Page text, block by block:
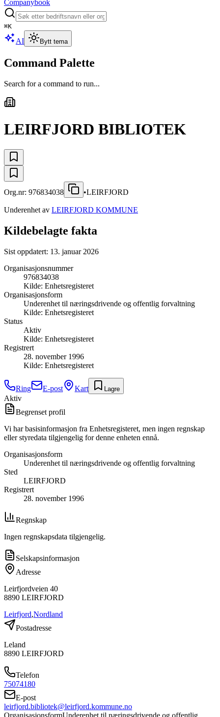
Companybook
⌘K
AI Bytt tema
Command Palette
Search for a command to run...
LEIRFJORD BIBLIOTEK
Org.nr: 976834038 •LEIRFJORD
Underenhet av LEIRFJORD KOMMUNE
Kildebelagte fakta
Sist oppdatert: 13. januar 2026
Organisasjonsnummer
976834038
Kilde: Enhetsregisteret
Organisasjonsform
Underenhet til næringsdrivende og offentlig forvaltning
Kilde: Enhetsregisteret
Status
Aktiv
Kilde: Enhetsregisteret
Registrert
28. november 1996
Kilde: Enhetsregisteret
Ring E-post Kart Lagre
Aktiv
Begrenset profil
Vi har basisinformasjon fra Enhetsregisteret, men ingen regnskap
eller styredata tilgjengelig for denne enheten ennå.
Organisasjonsform
Underenhet til næringsdrivende og offentlig forvaltning
Sted
LEIRFJORD
Registrert
28. november 1996
Regnskap
Ingen regnskapsdata tilgjengelig.
Selskapsinformasjon
Adresse
Leirfjordveien 40
8890 LEIRFJORD
Leirfjord,Nordland
Postadresse
Leland
8890 LEIRFJORD
Telefon
75074180
E-post
leirfjord.bibliotek@leirfjord.kommune.no
OrganisasjonsformUnderenhet til næringsdrivende og offentlig